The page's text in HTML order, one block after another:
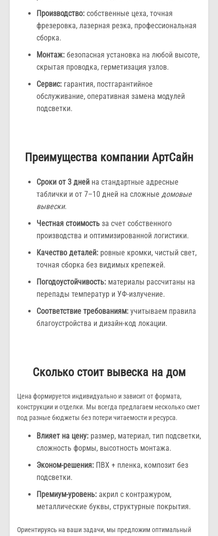
Производство: собственные цеха, точная
фрезеровка, лазерная резка, профессиональная
сборка.
Монтаж: безопасная установка на любой высоте,
скрытая проводка, герметизация узлов.
Сервис: гарантия, постгарантийное
обслуживание, оперативная замена модулей
подсветки.
Преимущества компании АртСайн
Сроки от 3 дней на стандартные адресные
таблички и от 7–10 дней на сложные домовые
вывески.
Честная стоимость за счет собственного
производства и оптимизированной логистики.
Качество деталей: ровные кромки, чистый свет,
точная сборка без видимых крепежей.
Погодоустойчивость: материалы рассчитаны на
перепады температур и УФ-излучение.
Соответствие требованиям: учитываем правила
благоустройства и дизайн-код локации.
Сколько стоит вывеска на дом
Цена формируется индивидуально и зависит от формата,
конструкции и отделки. Мы всегда предлагаем несколько смет
под разные бюджеты без потери читаемости и ресурса.
Влияет на цену: размер, материал, тип подсветки,
сложность формы, высотность монтажа.
Эконом-решения: ПВХ + пленка, композит без
подсветки.
Премиум-уровень: акрил с контражуром,
металлические буквы, структурные покрытия.
Ориентируясь на ваши задачи, мы предложим оптимальный